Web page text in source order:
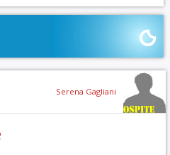
Serena Gagliani